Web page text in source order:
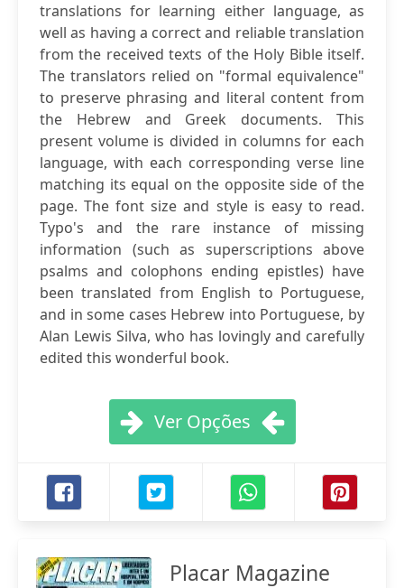
translations for learning either language, as
well as having a correct and reliable translation
from the received texts of the Holy Bible itself.
The translators relied on "formal equivalence"
to preserve phrasing and literal content from
the Hebrew and Greek documents. This
present volume is divided in columns for each
language, with each corresponding verse line
matching its equal on the opposite side of the
page. The font size and style is easy to read.
Typo's and the rare instance of missing
information (such as superscriptions above
psalms and colophons ending epistles) have
been translated from English to Portuguese,
and in some cases Hebrew into Portuguese, by
Alan Lewis Silva, who has lovingly and carefully
edited this wonderful book.
Ver Opções
Placar Magazine